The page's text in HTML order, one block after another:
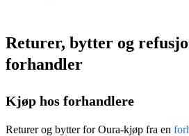
Returer, bytter og
forhandler
Kjøp hos forhandlere
Returer og bytter for Oura-kjøp fra en